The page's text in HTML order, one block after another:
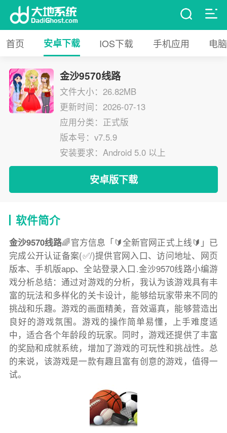
首页 安卓下载 IOS下载 手机应用 电
金沙9570线路
文件大小：26.82MB
更新时间：2026-07-13
应用分类：正式版
版本号：v7.5.9
安装要求：Android 5.0 以上
安卓版下载
软件简介
金沙9570线路🌈官方信息「🔰全新官网正式上线🔰」已
完成公开认证备案(✅/)提供官网入口、访问地址、网页
版本、手机版app、全站登录入口.金沙9570线路小编游
戏分析总结：通过对游戏的分析，我认为该游戏具有丰
富的玩法和多样化的关卡设计，能够给玩家带来不同的
挑战和乐趣。游戏的画面精美，音效逼真，能够营造出
良好的游戏氛围。游戏的操作简单易懂，上手难度适
中，适合各个年龄段的玩家。同时，游戏还提供了丰富
的奖励和成就系统，增加了游戏的可玩性和挑战性。总
的来说，该游戏是一款有趣且富有创意的游戏，值得一
试。